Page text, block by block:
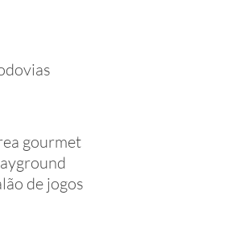
gourmet
de jogos